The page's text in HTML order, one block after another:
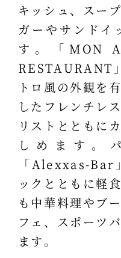
キッシュ、スー
ガーやサンドイ
す。「MON
RESTAURANT
トロ風の外観を
したフレンチレ
リストとともに
しめます。
「Alexxas-Bar
ックとともに軽
も中華料理やブ
フェ、スポーツ
ます。